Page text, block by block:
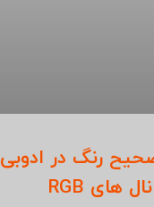
رنگ در